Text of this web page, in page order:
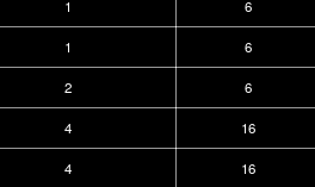
1 6
1 6
2 6
4 16
4 16